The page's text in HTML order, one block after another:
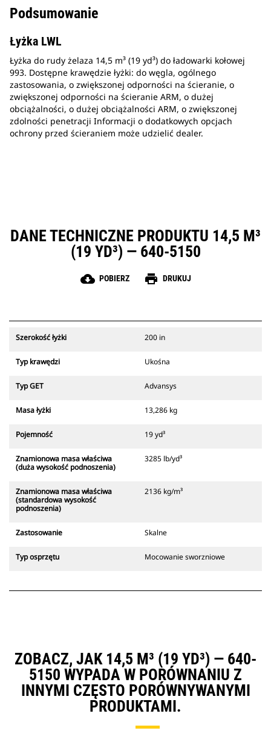
Podsumowanie
Łyżka LWL
Łyżka do rudy żelaza 14,5 m³ (19 yd³) do ładowarki kołowej
993. Dostępne krawędzie łyżki: do węgla, ogólnego
zastosowania, o zwiększonej odporności na ścieranie, o
zwiększonej odporności na ścieranie ARM, o dużej
obciążalności, o dużej obciążalności ARM, o zwiększonej
zdolności penetracji Informacji o dodatkowych opcjach
ochrony przed ścieraniem może udzielić dealer.
DANE TECHNICZNE PRODUKTU 14,5 M³
(19 YD³) — 640-5150
cloud_download POBIERZ print DRUKUJ
Szerokość łyżki 200 in
Typ krawędzi Ukośna
Typ GET Advansys
Masa łyżki 13,286 kg
Pojemność 19 yd³
Znamionowa masa właściwa
(duża wysokość podnoszenia)
3285 lb/yd³
Znamionowa masa właściwa
(standardowa wysokość
podnoszenia)
2136 kg/m³
Zastosowanie Skalne
Typ osprzętu Mocowanie sworzniowe
ZOBACZ, JAK 14,5 M³ (19 YD³) — 640-
5150 WYPADA W PORÓWNANIU Z
INNYMI CZĘSTO PORÓWNYWANYMI
PRODUKTAMI.